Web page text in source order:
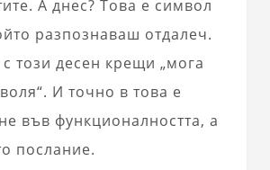
А днес? Това е символ
разпознаваш отдалеч.
този десен крещи „мога
И точно в това е
във функционалността, а
послание.